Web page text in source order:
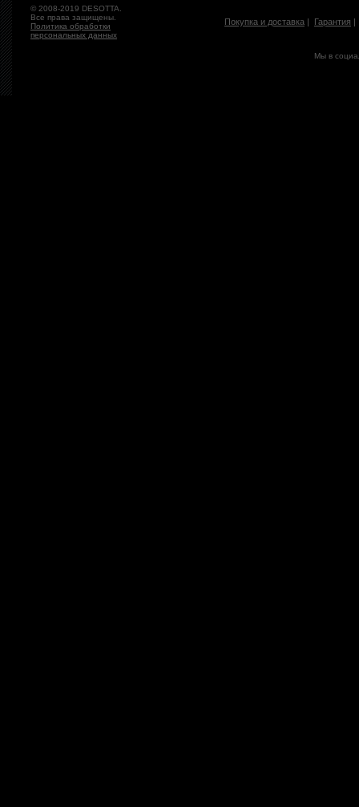
© 2008-2019 DESOTTA.
Все права защищены.
Политика обработки
персональных данных
Покупка и доставка | Гарантия
Мы в